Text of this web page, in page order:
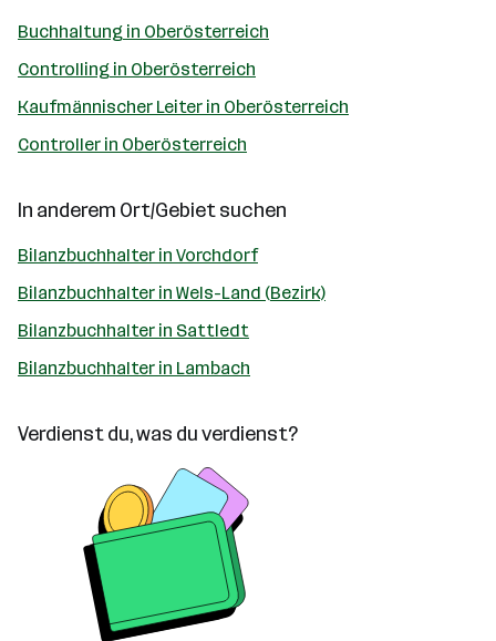
Buchhaltung in Oberösterreich
Controlling in Oberösterreich
Kaufmännischer Leiter in Oberösterreich
Controller in Oberösterreich
In anderem Ort/Gebiet suchen
Bilanzbuchhalter in Vorchdorf
Bilanzbuchhalter in Wels-Land (Bezirk)
Bilanzbuchhalter in Sattledt
Bilanzbuchhalter in Lambach
Verdienst du, was du verdienst?